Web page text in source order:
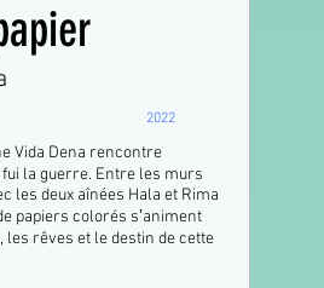
2022
Vida Dena rencontre
la guerre. Entre les murs
les deux aînées Hala et Rima
papiers colorés sʼaniment
rêves et le destin de cette